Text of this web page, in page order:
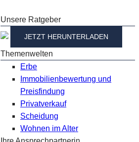
Unsere Ratgeber
JETZT HERUNTERLADEN
Themenwelten
Erbe
Immobilienbewertung und
Preisfindung
Privatverkauf
Scheidung
Wohnen im Alter